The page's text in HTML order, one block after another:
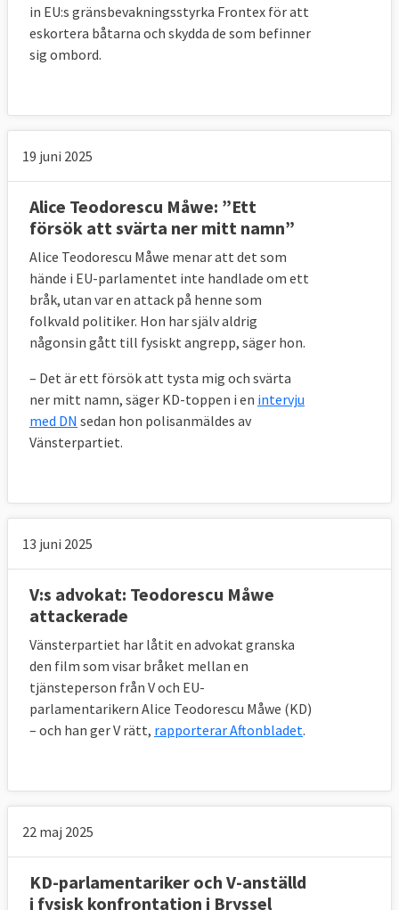
in EU:s gränsbevakningsstyrka Frontex för att
eskortera båtarna och skydda de som befinner
sig ombord.
19 juni 2025
Alice Teodorescu Måwe: ”Ett
försök att svärta ner mitt namn”
Alice Teodorescu Måwe menar att det som
hände i EU-parlamentet inte handlade om ett
bråk, utan var en attack på henne som
folkvald politiker. Hon har själv aldrig
någonsin gått till fysiskt angrepp, säger hon.
– Det är ett försök att tysta mig och svärta
ner mitt namn, säger KD-toppen i en intervju
med DN sedan hon polisanmäldes av
Vänsterpartiet.
13 juni 2025
V:s advokat: Teodorescu Måwe
attackerade
Vänsterpartiet har låtit en advokat granska
den film som visar bråket mellan en
tjänsteperson från V och EU-
parlamentarikern Alice Teodorescu Måwe (KD)
– och han ger V rätt, rapporterar Aftonbladet.
22 maj 2025
KD-parlamentariker och V-anställd
i fysisk konfrontation i Bryssel